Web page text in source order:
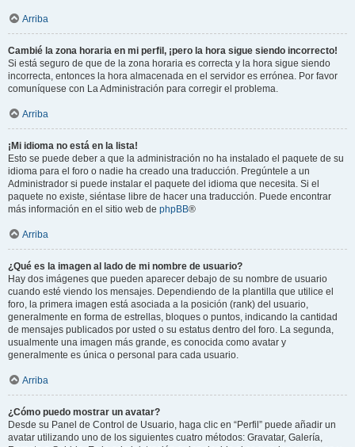
Arriba
Cambié la zona horaria en mi perfil, ¡pero la hora sigue siendo incorrecto!
Si está seguro de que de la zona horaria es correcta y la hora sigue siendo
incorrecta, entonces la hora almacenada en el servidor es errónea. Por favor
comuníquese con La Administración para corregir el problema.
Arriba
¡Mi idioma no está en la lista!
Esto se puede deber a que la administración no ha instalado el paquete de su
idioma para el foro o nadie ha creado una traducción. Pregúntele a un
Administrador si puede instalar el paquete del idioma que necesita. Si el
paquete no existe, siéntase libre de hacer una traducción. Puede encontrar
más información en el sitio web de phpBB®
Arriba
¿Qué es la imagen al lado de mi nombre de usuario?
Hay dos imágenes que pueden aparecer debajo de su nombre de usuario
cuando esté viendo los mensajes. Dependiendo de la plantilla que utilice el
foro, la primera imagen está asociada a la posición (rank) del usuario,
generalmente en forma de estrellas, bloques o puntos, indicando la cantidad
de mensajes publicados por usted o su estatus dentro del foro. La segunda,
usualmente una imagen más grande, es conocida como avatar y
generalmente es única o personal para cada usuario.
Arriba
¿Cómo puedo mostrar un avatar?
Desde su Panel de Control de Usuario, haga clic en “Perfil” puede añadir un
avatar utilizando uno de los siguientes cuatro métodos: Gravatar, Galería,